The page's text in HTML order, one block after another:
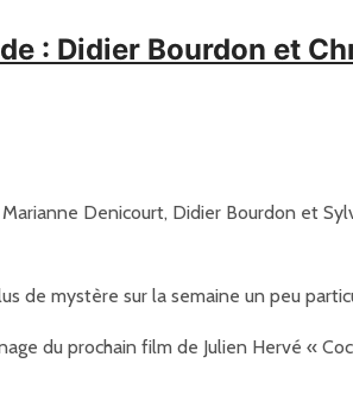
: Didier Bourdon et
Marianne Denicourt, Didier Bourdon et
de mystère sur la semaine un peu
du prochain film de Julien Hervé «